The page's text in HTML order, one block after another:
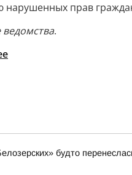
нарушенных прав
.
будто